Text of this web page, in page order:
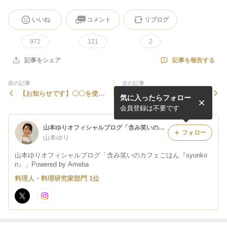
いいね
972
コメント
121
リブログ
2
記事をシェア 記事を報告する
前の記事
【お知らせです】〇〇を使わ
次の記事
簡単！ピリ辛からあげ＊角ハ
イボールに合うレシピのブロ
グを始めました
山本ゆりオフィシャルブログ「含み笑いのカフェごはん『syunkon』」Powered by Ameba
山本ゆり
山本ゆりオフィシャルブログ「含み笑いのカフェごはん『syunko
n』」Powered by Ameba
気に入ったらフォロー
会員登録は不要です
フォロー
料理人・料理研究家部門 1位